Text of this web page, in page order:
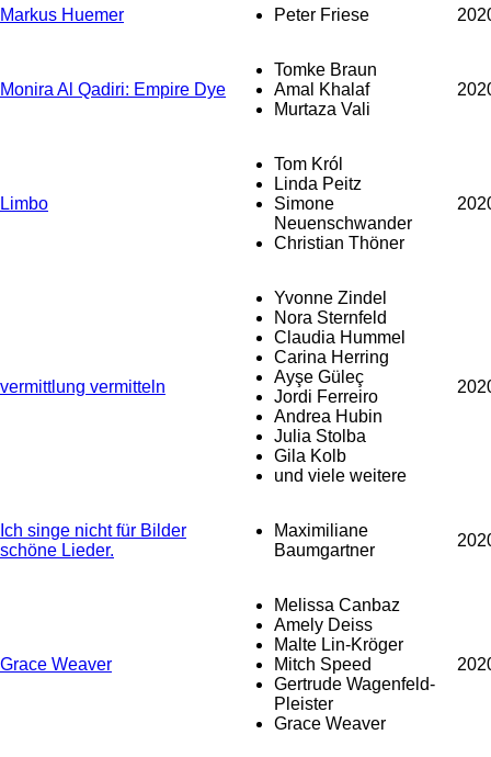
Markus Huemer Peter Friese
Monira Al Qadiri: Empire Dye
Tomke Braun
Amal Khalaf
Murtaza Vali
Limbo
Tom Król
Linda Peitz
Simone
Neuenschwander
Christian Thöner
vermittlung vermitteln
Yvonne Zindel
Nora Sternfeld
Claudia Hummel
Carina Herring
Ayşe Güleç
Jordi Ferreiro
Andrea Hubin
Julia Stolba
Gila Kolb
und viele weitere
Ich singe nicht für Bilder
schöne Lieder.
Maximiliane
Baumgartner
Grace Weaver
Melissa Canbaz
Amely Deiss
Malte Lin-Kröger
Mitch Speed
Gertrude Wagenfeld-
Pleister
Grace Weaver